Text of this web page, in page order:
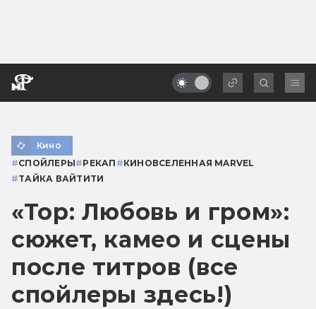
Кино
#СПОЙЛЕРЫ#РЕКАП #КИНОВСЕЛЕННАЯ MARVEL
#ТАЙКА ВАЙТИТИ
«Тор: Любовь и гром»:
сюжет, камео и сцены
после титров (все
спойлеры здесь!)